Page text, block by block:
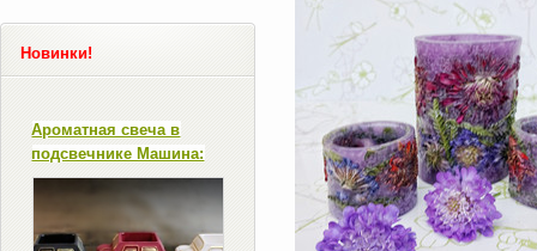
Новинки!
Ароматная свеча в
подсвечнике Машина: